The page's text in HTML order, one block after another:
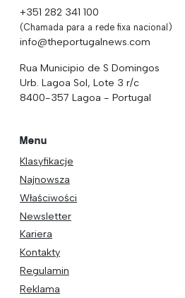
+351 282 341 100
(Chamada para a rede fixa nacional)
info@theportugalnews.com
Rua Municipio de S Domingos
Urb. Lagoa Sol, Lote 3 r/c
8400-357 Lagoa - Portugal
Menu
Klasyfikacje
Najnowsza
Właściwości
Newsletter
Kariera
Kontakty
Regulamin
Reklama